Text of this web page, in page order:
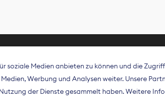
und Zeitungsverleger (BDZV)
der Zeitungsverlage und
soziale Medien anbieten zu können und die
Werbung und Analysen weiter. Unsere
der Dienste gesammelt haben. Weitere